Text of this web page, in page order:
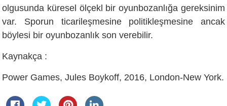
olgusunda küresel ölçekl bir oyunbozanlığa gereksinim
var. Sporun ticarileşmesine politikleşmesine ancak
böylesi bir oyunbozanlık son verebilir.
Kaynakça :
Power Games, Jules Boykoff, 2016, London-New York.